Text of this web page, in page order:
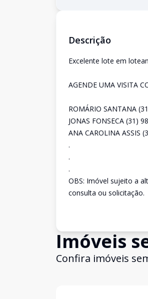
Descrição
Excelente lote em
AGENDE UMA VISITA
ROMÁRIO SANTANA
JONAS FONSECA (31)
ANA CAROLINA ASSIS
.
.
.
OBS: Imóvel sujeito a
consulta ou solicitação.
Imóveis
Confira imóveis